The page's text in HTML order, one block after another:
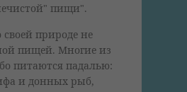
пищи".
природе не
пищей. Многие из
питаются падалью:
и донных рыб,